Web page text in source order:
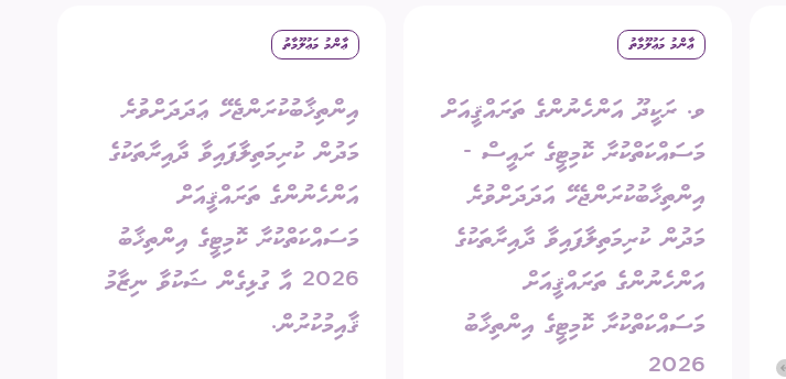
ޢާންމު މަޢުލޫމާތު
ވ. ރަކީދޫ އަންހެނުންގެ ތަރައްޤީއަށް
މަސައްކަތްކުރާ ކޮމިޓީގެ ރައީސް -
އިންތިޚާބުކުރަންޖެހޭ އަދަދަށްވުރެ
މަދުން ކުރިމަތިލާފައިވާ ދާއިރާތަކުގެ
އަންހެނުންގެ ތަރައްޤީއަށް
މަސައްކަތްކުރާ ކޮމިޓީގެ އިންތިޚާބު
2026
ޢާންމު މަޢުލޫމާތު
އިންތިޚާބުކުރަންޖެހޭ ޢަދަދަށްވުރެ
މަދުން ކުރިމަތިލާފައިވާ ދާއިރާތަކުގެ
އަންހެނުންގެ ތަރައްޤީއަށް
މަސައްކަތްކުރާ ކޮމިޓީގެ އިންތިޚާބު
2026 އާ ގުޅިގެން ޝަކުވާ ނިޒާމު
ޤާއިމުކުރުން.